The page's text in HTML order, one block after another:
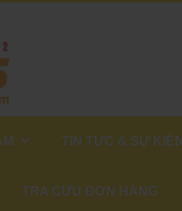
TIN TỨC & SỰ KIỆN
TRA CỨU ĐƠN HÀNG